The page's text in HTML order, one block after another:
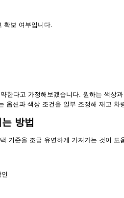
확보 여부입니다.
한다고 가정해보겠습니다. 원하는 색상
옵션과 색상 조건을 일부 조정해 재고 차
방법
기준을 조금 유연하게 가져가는 것이